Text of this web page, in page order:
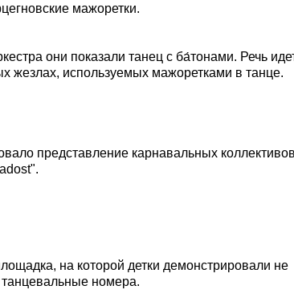
мажоретки.
они показали танец с ба́тонами. Речь
жезлах, используемых мажоретками в танце.
представление карнавальных
на которой детки демонстрировали не
номера.